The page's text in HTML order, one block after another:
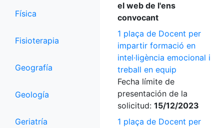
Física
Fisioterapia
Geografía
Geología
Geriatría
el web de l'ens
convocant
1 plaça de Docent per
impartir formació en
intel·ligència emocional i
treball en equip
Fecha límite de
presentación de la
solicitud: 15/12/2023
1 plaça de Docent per